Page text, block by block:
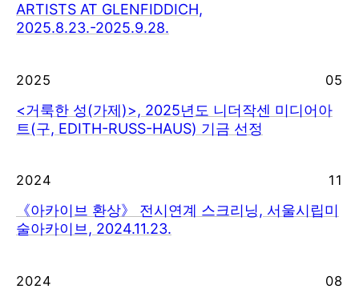
ARTISTS AT GLENFIDDICH,
2025.8.23.-2025.9.28.
2025 05
<거룩한 성(가제)>, 2025년도 니더작센 미디어아
트(구, EDITH-RUSS-HAUS) 기금 선정
2024 11
《아카이브 환상》 전시연계 스크리닝, 서울시립미
술아카이브, 2024.11.23.
2024 08